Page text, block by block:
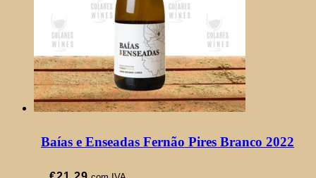
Baías e Enseadas Fernão Pires Branco 2022